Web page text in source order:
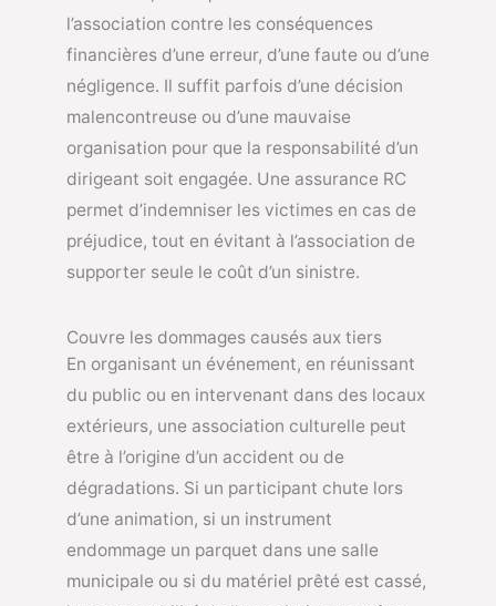
l’association contre les conséquences
financières d’une erreur, d’une faute ou d’une
négligence. Il suffit parfois d’une décision
malencontreuse ou d’une mauvaise
organisation pour que la responsabilité d’un
dirigeant soit engagée. Une assurance RC
permet d’indemniser les victimes en cas de
préjudice, tout en évitant à l’association de
supporter seule le coût d’un sinistre.
Couvre les dommages causés aux tiers
En organisant un événement, en réunissant
du public ou en intervenant dans des locaux
extérieurs, une association culturelle peut
être à l’origine d’un accident ou de
dégradations. Si un participant chute lors
d’une animation, si un instrument
endommage un parquet dans une salle
municipale ou si du matériel prêté est cassé,